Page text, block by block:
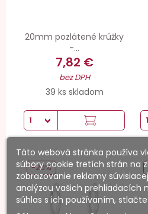
20mm pozlátené krúžky
-...
7,82 €
bez DPH
39 ks skladom
-20%
Táto webová stránka používa
súbory cookie tretích strán na
zobrazovanie reklamy
analýzou vašich prehliadacích
súhlas s ich používaním,